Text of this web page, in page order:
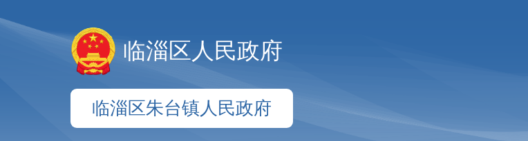
临淄区人民政府
临淄区朱台镇人民政府